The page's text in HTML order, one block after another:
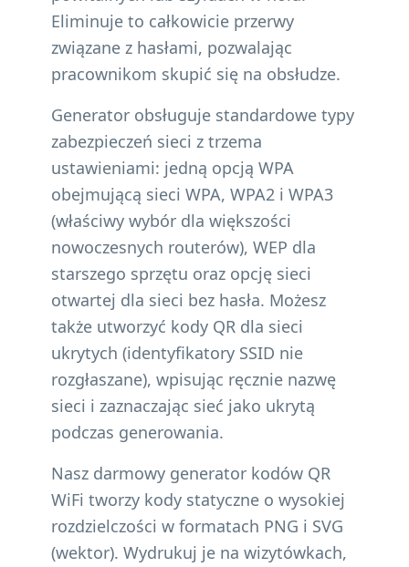
Eliminuje to całkowicie przerwy
związane z hasłami, pozwalając
pracownikom skupić się na obsłudze.
Generator obsługuje standardowe typy
zabezpieczeń sieci z trzema
ustawieniami: jedną opcją WPA
obejmującą sieci WPA, WPA2 i WPA3
(właściwy wybór dla większości
nowoczesnych routerów), WEP dla
starszego sprzętu oraz opcję sieci
otwartej dla sieci bez hasła. Możesz
także utworzyć kody QR dla sieci
ukrytych (identyfikatory SSID nie
rozgłaszane), wpisując ręcznie nazwę
sieci i zaznaczając sieć jako ukrytą
podczas generowania.
Nasz darmowy generator kodów QR
WiFi tworzy kody statyczne o wysokiej
rozdzielczości w formatach PNG i SVG
(wektor). Wydrukuj je na wizytówkach,